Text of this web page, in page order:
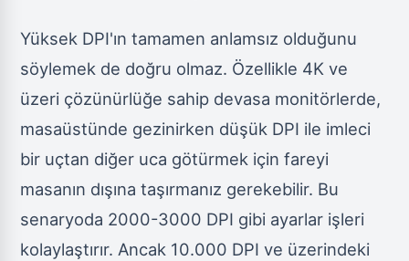
Yüksek DPI'ın tamamen anlamsız olduğunu
söylemek de doğru olmaz. Özellikle 4K ve
üzeri çözünürlüğe sahip devasa monitörlerde,
masaüstünde gezinirken düşük DPI ile imleci
bir uçtan diğer uca götürmek için fareyi
masanın dışına taşırmanız gerekebilir. Bu
senaryoda 2000-3000 DPI gibi ayarlar işleri
kolaylaştırır. Ancak 10.000 DPI ve üzerindeki